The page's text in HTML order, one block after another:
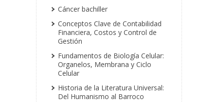
Cáncer bachiller
Conceptos Clave de Contabilidad
Financiera, Costos y Control de
Gestión
Fundamentos de Biología Celular:
Organelos, Membrana y Ciclo
Celular
Historia de la Literatura Universal:
Del Humanismo al Barroco